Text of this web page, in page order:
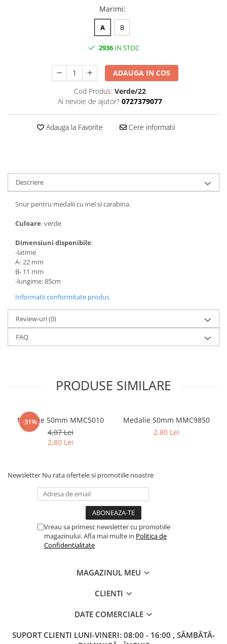
Trofee Metalice
Trofee Sticla
Cutii de Prezentare , Mape
Trofeu Plastic
Figurine
Figurine Rasina
Figurine Plastic
Accesorii Figurine
OUTLET
Cupe Outlet
Medalii Outlet
Trofee Outlet
Figurine Outlet
Personalizari
Tematica Tricolor
Columbofili
Pompieri
Marimi:
A B
2936IN STOC
ADAUGA IN COS
Cod Produs: Verde/22
Ai nevoie de ajutor? 0727379077
Adauga la Favorite Cere informatii
Descriere
Snur pentru medalii cu inel si carabina.
Culoare: verde
Dimensiuni disponibile:
-latime
A- 22 mm
B- 11 mm
-lungime: 85cm
Informatii conformitate produs
Review-uri(0)
FAQ
PRODUSE SIMILARE
-31%
Medalie 50mm MMC5010
4,07 Lei
2,80 Lei
Medalie 50mm MMC9850
2,80 Lei
Newsletter Nu rata ofertele si promotiile noastre
Vreau sa primesc newsletter cu promotiile
magazinului. Afla mai multe in Politica de
Confidentialitate
MAGAZINUL MEU
CLIENTI
DATE COMERCIALE
SUPORT CLIENTI LUNI-VINERI: 08:00 - 16:00 , SÂMBĂTĂ-